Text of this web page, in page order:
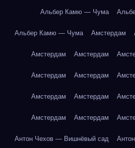
Альбер Камю — Чума
Альбер Камю — Чума Амстердам
Амстердам Амстердам
Амстердам Амстердам
Амстердам Амстердам
Амстердам Амстердам
Антон Чехов — Вишнёвый сад